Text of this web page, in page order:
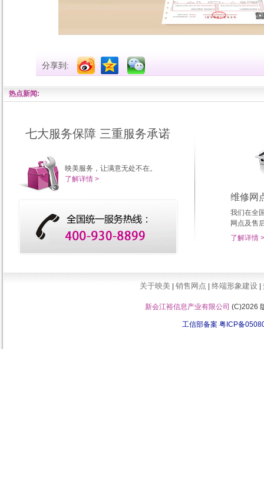
分享到:
热点新闻:
七大服务保障 三重服务承诺
映美服务，让满意无处不在。
了解详情 >
维修网
我们在全
网点及售
了解详情 >
关于映美 销售网点 终端形象建设
新会江裕信息产业有限公司 (C)2026
工信部备案 粤ICP备